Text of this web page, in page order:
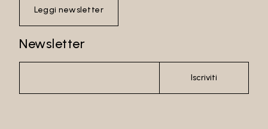
Leggi newsletter
Newsletter
Iscriviti